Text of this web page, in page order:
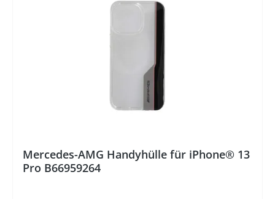
Mercedes-AMG Handyhülle für iPhone® 13
Pro B66959264